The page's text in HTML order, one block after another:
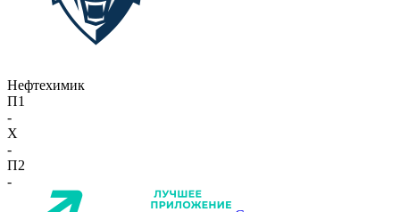
Нефтехимик
П1
-
X
-
П2
-